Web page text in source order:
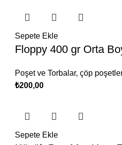
Sepete Ekle
Floppy 400 gr Orta
Poşet ve Torbalar, çöp
₺200,00
Sepete Ekle